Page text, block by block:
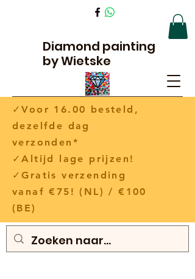
Diamond painting
by Wietske
✓Voor 16.00 besteld,
dezelfde dag
verzonden*
✓Altijd lage prijzen!
✓Gratis verzending
vanaf €75! (NL) / €100
(BE)